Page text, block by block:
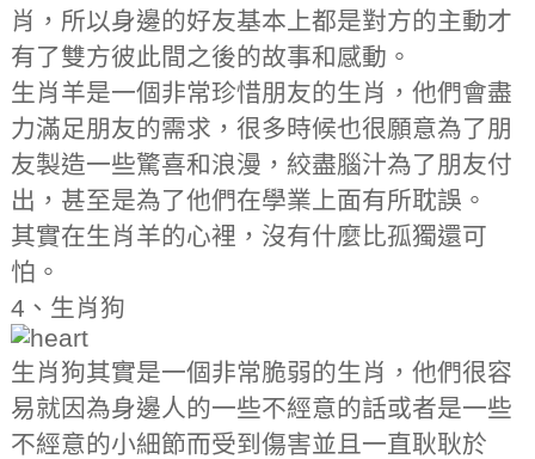
肖，所以身邊的好友基本上都是對方的主動才
有了雙方彼此間之後的故事和感動。
生肖羊是一個非常珍惜朋友的生肖，他們會盡
力滿足朋友的需求，很多時候也很願意為了朋
友製造一些驚喜和浪漫，絞盡腦汁為了朋友付
出，甚至是為了他們在學業上面有所耽誤。
其實在生肖羊的心裡，沒有什麼比孤獨還可
怕。
4、生肖狗
生肖狗其實是一個非常脆弱的生肖，他們很容
易就因為身邊人的一些不經意的話或者是一些
不經意的小細節而受到傷害並且一直耿耿於